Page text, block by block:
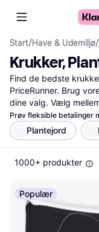
Start/Have & Udemiljø/
Krukker,
Find de bedste
PriceRunner. Brug
dine valg. Vælg
priser. Læs
erfaringer.
får mest for pengene
hjælper dig med at
Uanset om du har
Spar tid og penge
de bedste valg
Mere om krukker,
Prøv fleksible betalinger
Plantejord
1000+ produkter
Populær